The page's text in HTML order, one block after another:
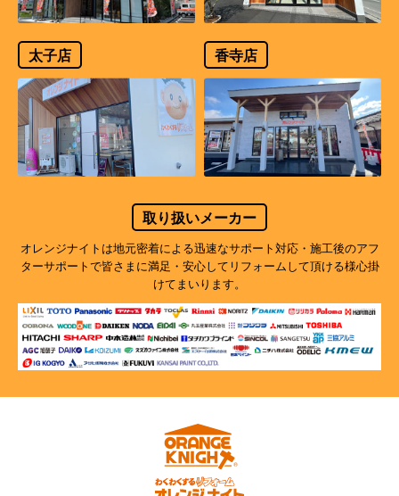
太子店 香寺店
取り扱いメーカー
オレンジナイトは地元密着による迅速なサポート対応・施工後のアフ
ターサポートで皆さまに満足・安心してリフォームして頂ける様心掛
けてまいります。